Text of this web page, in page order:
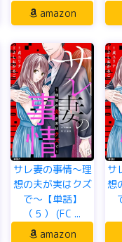
amazon
サレ妻の事情～理
想の夫が実はクズ
で～【単話】
（５） (FC ...
amazon
サ
想